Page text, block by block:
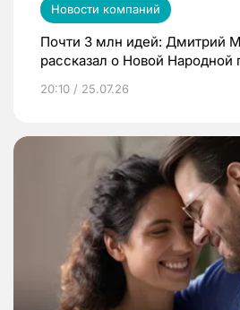
Новости компаний
Почти 3 млн идей: Дмитрий
рассказал о Новой
20:10 / 25.07.26